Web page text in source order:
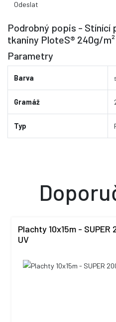
Podrobný popis - Stínící
tkaniny PloteS® 240g/m²
Parametry
Barva
Gramáž
Typ
Plachty 10x15m -
UV